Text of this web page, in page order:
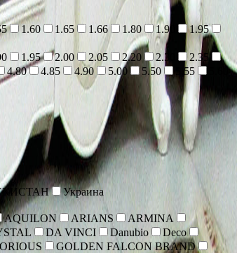
1.60 1.65 1.66 1.80 1.90
1.95
1.95 2.00 2.05 2.20 2.30
2.35
4.80 4.85 4.90 5.00 5.50 5.55
5.60
Украина
AQUILON ARIANS
ARMINA
DA VINCI Danubio
Deco
GOLDEN FALCON BRAND